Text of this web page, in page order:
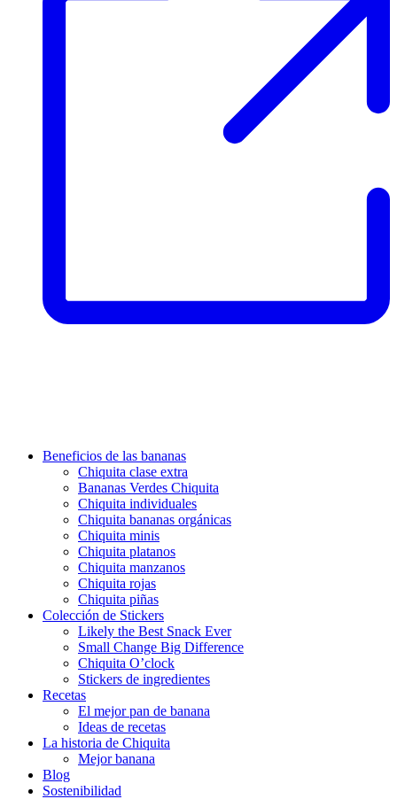
Beneficios de las bananas
Chiquita clase extra
Bananas Verdes Chiquita
Chiquita individuales
Chiquita bananas orgánicas
Chiquita minis
Chiquita platanos
Chiquita manzanos
Chiquita rojas
Chiquita piñas
Colección de Stickers
Likely the Best Snack Ever
Small Change Big Difference
Chiquita O’clock
Stickers de ingredientes
Recetas
El mejor pan de banana
Ideas de recetas
La historia de Chiquita
Mejor banana
Blog
Sostenibilidad